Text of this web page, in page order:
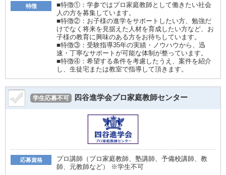
特徴
■特徴①：学参ではプロ家庭教師として働きたい社会
人の方を募集しています。
■特徴②：お子様の進学をサポートしたい方、勉強だ
けでなく将来を見据えた人材を育成したい方など、お
子様の教育に興味のある方をお待ちしています。
■特徴③：受験指導35年の実績・ノウハウから、迅
速・丁寧なサポートが可能な体制が整っています。
■特徴④：希望する条件を考慮したうえ、案件を紹介
し、生徒宅または教室で指導して頂きます。
学生応募不可 四谷進学会プロ家庭教師センター
応募資格
プロ講師（プロ家庭教師、塾講師、予備校講師、教
師、元教師など） ※学生不可